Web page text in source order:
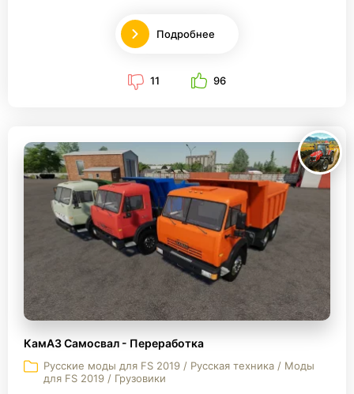
Подробнее
11 96
КамАЗ Самосвал - Переработка
Русские моды для FS 2019 / Русская техника / Моды
для FS 2019 / Грузовики